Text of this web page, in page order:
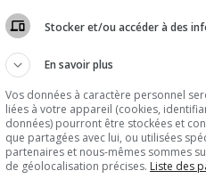
Stocker et/ou accéder à des
En savoir plus
Vos données à caractère personnel
liées à votre appareil (cookies,
données) pourront être stockées et
que partagées avec lui, ou utilisées
partenaires et nous-mêmes sommes
de géolocalisation précises. Liste des